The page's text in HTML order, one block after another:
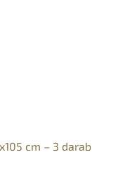
cm – 3 darab